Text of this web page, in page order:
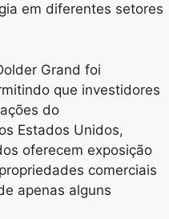
em diferentes setores
Grand foi
que investidores
do
Estados Unidos,
oferecem exposição
comerciais
apenas alguns